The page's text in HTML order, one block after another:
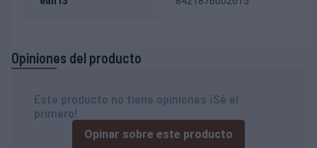
Opiniones del producto
Este producto no tiene opiniones ¡Sé el
primero!
Opinar sobre este producto